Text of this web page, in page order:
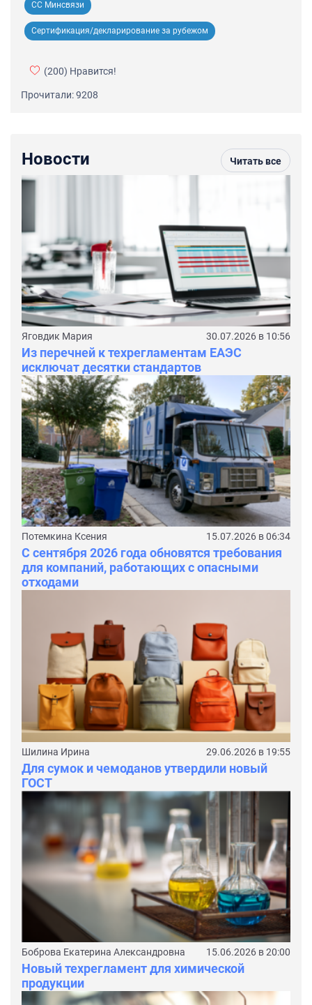
СС Минсвязи
Сертификация/декларирование за рубежом
(200) Нравится!
Прочитали: 9208
Новости Читать все
Яговдик Мария 30.07.2026 в 10:56
Из перечней к техрегламентам ЕАЭС
исключат десятки стандартов
Потемкина Ксения 15.07.2026 в 06:34
С сентября 2026 года обновятся требования
для компаний, работающих с опасными
отходами
Шилина Ирина 29.06.2026 в 19:55
Для сумок и чемоданов утвердили новый
ГОСТ
Боброва Екатерина Александровна 15.06.2026 в 20:00
Новый техрегламент для химической
продукции